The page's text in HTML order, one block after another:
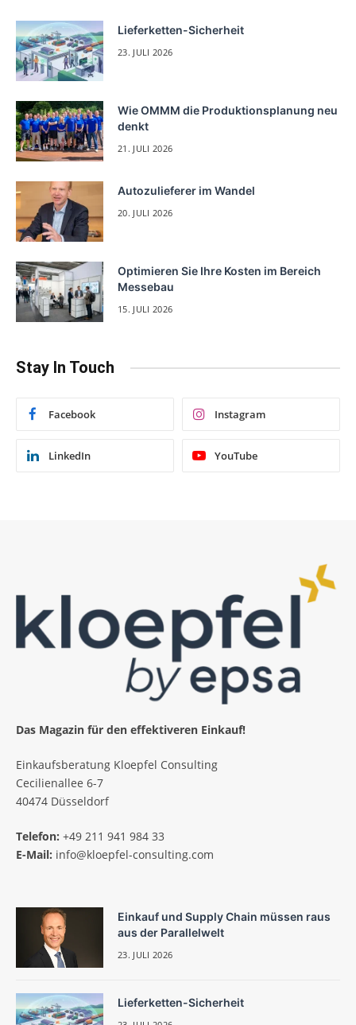
Lieferketten-Sicherheit
23. JULI 2026
Wie OMMM die Produktionsplanung neu
denkt
21. JULI 2026
Autozulieferer im Wandel
20. JULI 2026
Optimieren Sie Ihre Kosten im Bereich
Messebau
15. JULI 2026
Stay In Touch
Facebook Instagram
LinkedIn YouTube
Das Magazin für den effektiveren Einkauf!
Einkaufsberatung Kloepfel Consulting
Cecilienallee 6-7
40474 Düsseldorf
Telefon: +49 211 941 984 33
E-Mail: info@kloepfel-consulting.com
Einkauf und Supply Chain müssen raus
aus der Parallelwelt
23. JULI 2026
Lieferketten-Sicherheit